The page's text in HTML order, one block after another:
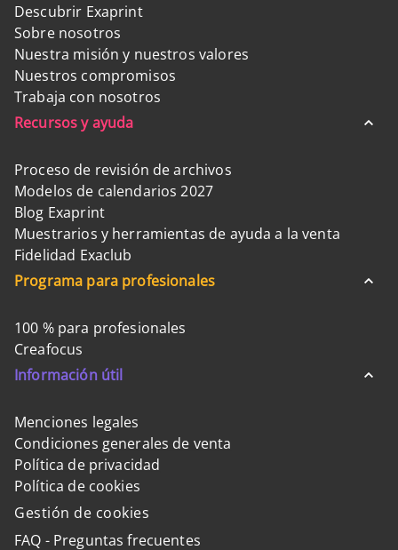
Descubrir Exaprint
Sobre nosotros
Nuestra misión y nuestros valores
Nuestros compromisos
Trabaja con nosotros
Recursos y ayuda
Proceso de revisión de archivos
Modelos de calendarios 2027
Blog Exaprint
Muestrarios y herramientas de ayuda a la venta
Fidelidad Exaclub
Programa para profesionales
100 % para profesionales
Creafocus
Información útil
Menciones legales
Condiciones generales de venta
Política de privacidad
Política de cookies
Gestión de cookies
FAQ - Preguntas frecuentes